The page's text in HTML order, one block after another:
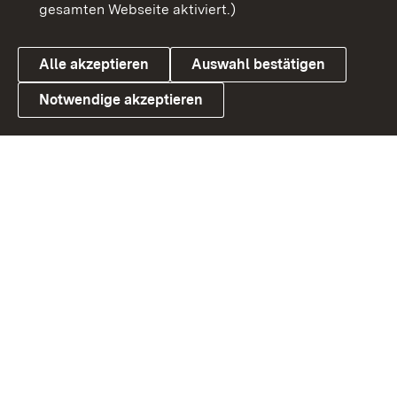
Link zum Landesportal
Cookies
gesamten Webseite aktiviert.)
Alle akzeptieren Auswahl bestätigen
Notwendige akzeptieren